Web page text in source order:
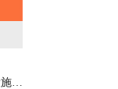
省退役军人事务厅规范我省省级烈士纪念设施申报审核流程